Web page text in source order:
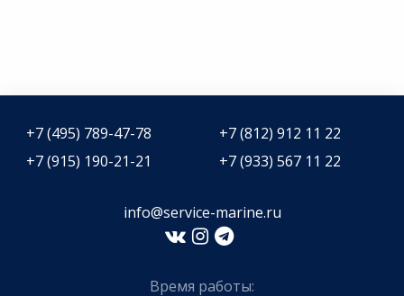
+7 (495) 789-47-78
+7 (812) 912 11 22
+7 (915) 190-21-21
+7 (933) 567 11 22
info@service-marine.ru​​
Время работы: